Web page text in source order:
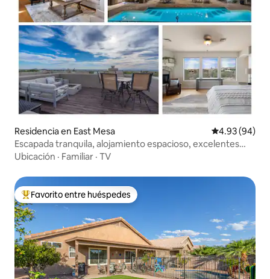
Residencia en East Mesa Calificación
4.93 (94)
Escapada tranquila, alojamiento espacioso, excelentes
vistas, piscina
Ubicación · Familiar · TV
De los mejores en Favorito entre huéspedes
Favorito entre huéspedes